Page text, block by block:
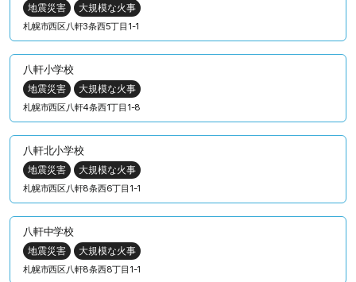
地震災害 大規模な火事
札幌市西区八軒3条西5丁目1-1
八軒小学校
地震災害 大規模な火事
札幌市西区八軒4条西1丁目1-8
八軒北小学校
地震災害 大規模な火事
札幌市西区八軒8条西6丁目1-1
八軒中学校
地震災害 大規模な火事
札幌市西区八軒8条西8丁目1-1